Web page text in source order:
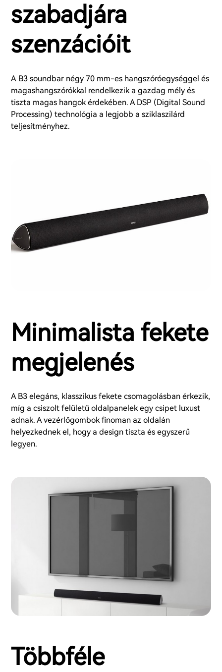
szabadjára
szenzációit
A B3 soundbar négy 70 mm-es hangszóróegységgel és
magashangszórókkal rendelkezik a gazdag mély és
tiszta magas hangok érdekében. A DSP (Digital Sound
Processing) technológia a legjobb a sziklaszilárd
teljesítményhez.
Minimalista fekete
megjelenés
A B3 elegáns, klasszikus fekete csomagolásban érkezik,
míg a csiszolt felületű oldalpanelek egy csipet luxust
adnak. A vezérlőgombok finoman az oldalán
helyezkednek el, hogy a design tiszta és egyszerű
legyen.
Többféle